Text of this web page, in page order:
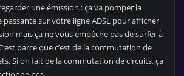
une émission : ça va pomper la
passante sur votre ligne ADSL pour afficher
mais ça ne vous empêche pas de surfer à
parce que c’est de la commutation de
Si on fait de la commutation de circuits, ça